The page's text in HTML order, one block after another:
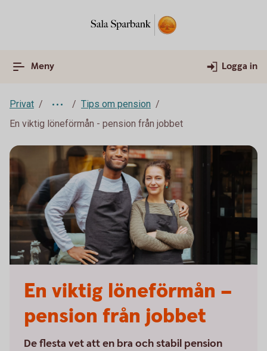
Meny Logga in
Privat
Tips om pension
En viktig löneförmån - pension från jobbet
En viktig löneförmån –
pension från jobbet
De flesta vet att en bra och stabil pension